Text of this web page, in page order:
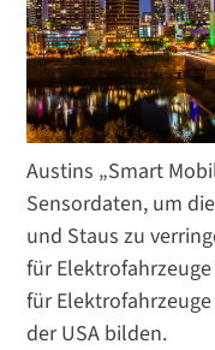
Austins „Smart
Sensordaten, um
und Staus zu
für
für
der USA bilden.